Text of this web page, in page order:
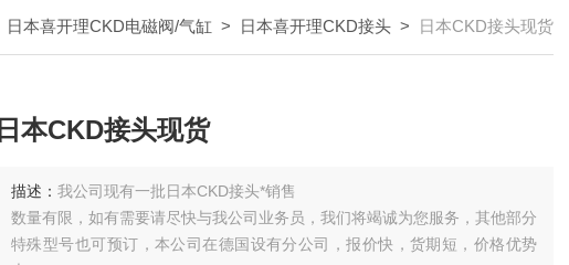
日本喜开理CKD电磁阀/气缸 > 日本喜开理CKD接头 > 日本CKD接头现货
日本CKD接头现货
描述： 我公司现有一批日本CKD接头*销售
数量有限，如有需要请尽快与我公司业务员，我们将竭诚为您服务，其他部分
特殊型号也可预订，本公司在德国设有分公司，报价快，货期短，价格优势